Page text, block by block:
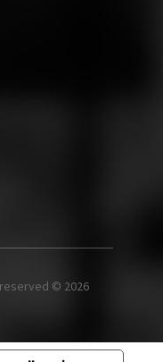
© 2026